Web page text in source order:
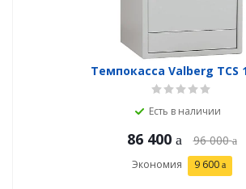
Темпокасса Valberg TCS
Есть в наличии
86 400 96 000
Экономия 9 600